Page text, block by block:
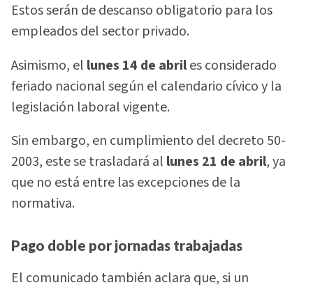
Estos serán de descanso obligatorio para los
empleados del sector privado.
Asimismo, el lunes 14 de abriles considerado
feriado nacional según el calendario cívico y la
legislación laboral vigente.
Sin embargo, en cumplimiento del decreto 50-
2003, este se trasladará al lunes 21 de abril, ya
que no está entre las excepciones de la
normativa.
Pago doble por jornadas trabajadas
El comunicado también aclara que, si un